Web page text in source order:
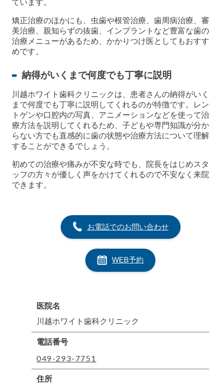
ています。
矯正治療のほかにも、虫歯や根管治療、歯周病治療、審
美治療、親知らずの抜歯、インプラントなど豊富な歯の
治療メニューがあるため、かかりつけ医としてもおすす
めです。
納得がいくまで何度でも丁寧に説明
川越ホワイト歯科クリニックは、患者さんの納得がいく
まで何度でも丁寧に説明してくれるのが特徴です。レン
トゲンや口腔内の写真、アニメーションなどを使って治
療方法を説明してくれるため、子どもや専門知識が分か
らない方でも直感的に歯の状態や治療方法について理解
することができるでしょう。
初めての治療や痛みが不安な時でも、院長をはじめスタ
ッフの方々が優しく声をかけてくれるので不安なく来院
できます。
お電話でのお問い合わせ
WEB予約
医院名
川越ホワイト歯科クリニック
電話番号
049-293-7751
住所